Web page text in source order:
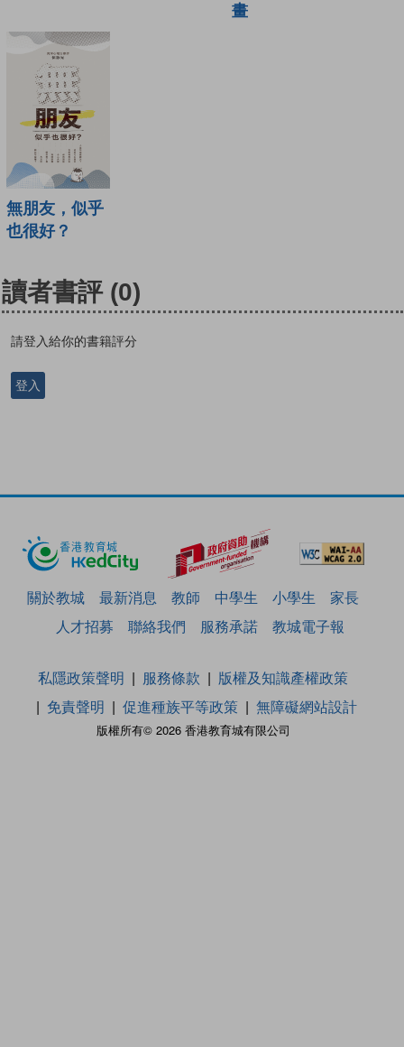
畫
無朋友，似乎
也很好？
讀者書評 (0)
請登入給你的書籍評分
登入
關於教城 最新消息 教師 中學生 小學生
家長
人才招募
聯絡我們 服務承諾 教城電子報
版權所有© 2026 香港教育城有限公司
私隱政策聲明 服務條款
版權及知識產權政策
免責聲明
促進種族平等政策 無障礙網站設計